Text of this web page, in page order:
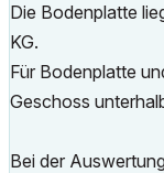
Die Bodenplatte
KG.
Für Bodenplatte
Geschoss
Bei der